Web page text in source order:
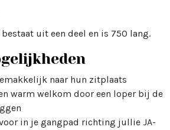
uit een deel en is 750 lang.
naar hun zitplaats
warm welkom door een loper bij de
in je gangpad richting jullie JA-